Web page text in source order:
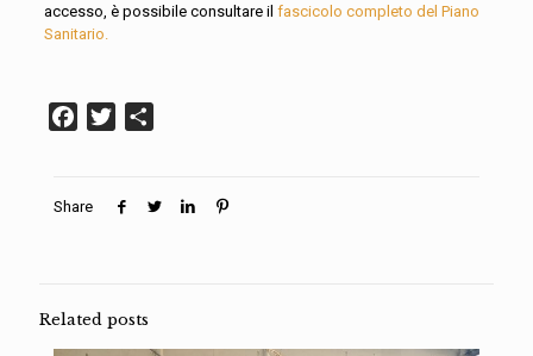
accesso, è possibile consultare il fascicolo completo del Piano
Sanitario.
Facebook
Twitter
Share
Related posts